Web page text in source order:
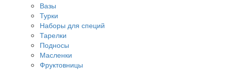
Вазы
Турки
Наборы для специй
Тарелки
Подносы
Масленки
Фруктовницы